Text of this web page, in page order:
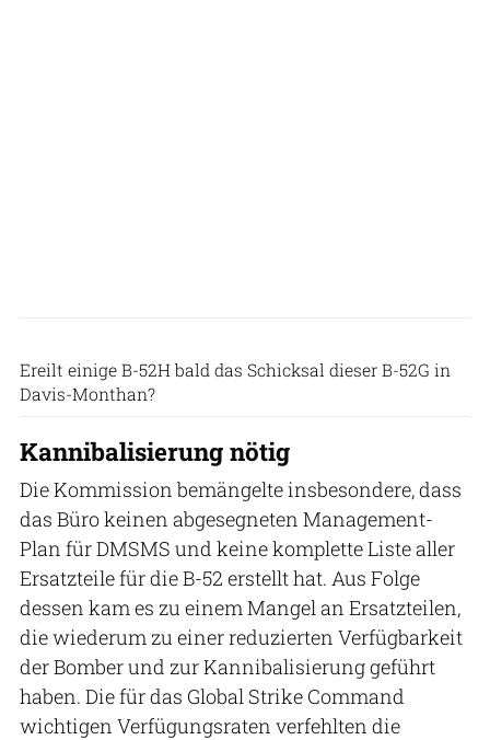
Ereilt einige B-52H bald das Schicksal dieser B-52G in
Davis-Monthan?
Kannibalisierung nötig
Die Kommission bemängelte insbesondere, dass
das Büro keinen abgesegneten Management-
Plan für DMSMS und keine komplette Liste aller
Ersatzteile für die B-52 erstellt hat. Aus Folge
dessen kam es zu einem Mangel an Ersatzteilen,
die wiederum zu einer reduzierten Verfügbarkeit
der Bomber und zur Kannibalisierung geführt
haben. Die für das Global Strike Command
wichtigen Verfügungsraten verfehlten die